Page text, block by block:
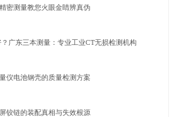
密测量教您火眼金睛辨真伪
广东三本测量：专业工业CT无损检测机构
仪电池钢壳的质量检测方案
铰链的装配真相与失效根源